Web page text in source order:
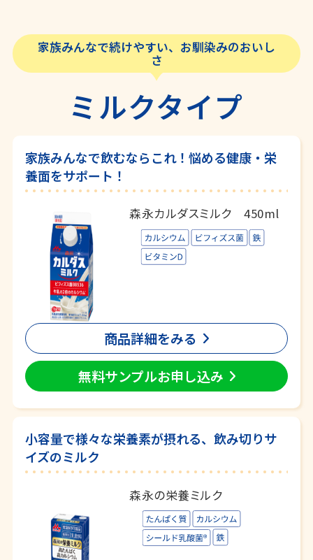
家族みんなで続けやすい、お馴染みのおいし
さ
ミルクタイプ
家族みんなで飲むならこれ！悩める健康・栄
養面をサポート！
森永カルダスミルク 450ml
商品詳細をみる
無料サンプルお申し込み
小容量で様々な栄養素が摂れる、飲み切りサ
イズのミルク
森永の栄養ミルク